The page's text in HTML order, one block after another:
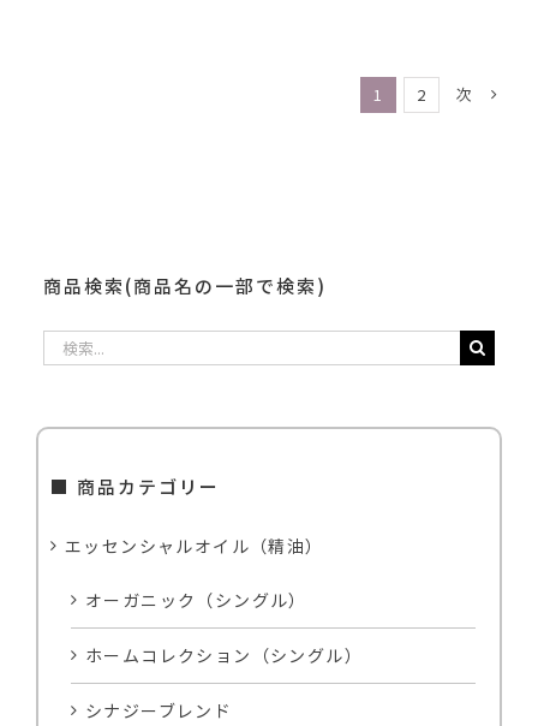
1 2 次
商品検索(商品名の一部で検索)
索
■ 商品カテゴリー
エッセンシャルオイル（精油）
オーガニック（シングル）
ホームコレクション（シングル）
シナジーブレンド